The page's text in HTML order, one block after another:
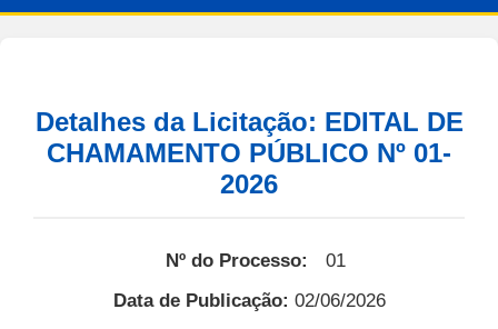
Detalhes da Licitação: EDITAL DE
CHAMAMENTO PÚBLICO Nº 01-
2026
Nº do Processo:
01
Data de Publicação: 02/06/2026